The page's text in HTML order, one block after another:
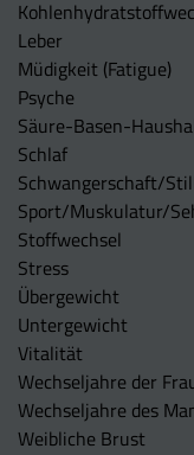
Leber
Müdigkeit (Fatigue)
Psyche
Säure-Basen-
Schlaf
Schwangerschaft/
Sport/Muskulatur/
Stoffwechsel
Stress
Übergewicht
Untergewicht
Vitalität
Wechseljahre der
Wechseljahre des
Weibliche Brust